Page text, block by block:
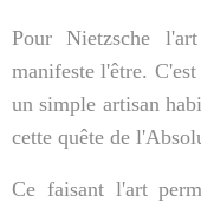
Pour Nietzsche
manifeste l'être.
un simple artisan
cette quête de
Ce faisant l'art